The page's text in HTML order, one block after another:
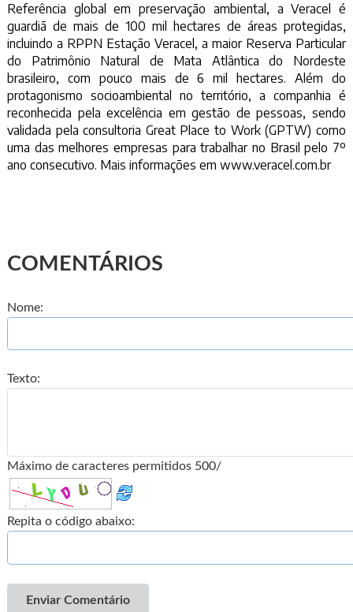
Referência global em preservação ambiental, a Veracel é
guardiã de mais de 100 mil hectares de áreas protegidas,
incluindo a RPPN Estação Veracel, a maior Reserva Particular
do Patrimônio Natural de Mata Atlântica do Nordeste
brasileiro, com pouco mais de 6 mil hectares. Além do
protagonismo socioambiental no território, a companhia é
reconhecida pela excelência em gestão de pessoas, sendo
validada pela consultoria Great Place to Work (GPTW) como
uma das melhores empresas para trabalhar no Brasil pelo 7º
ano consecutivo. Mais informações em www.veracel.com.br
COMENTÁRIOS
Nome:
Texto:
Máximo de caracteres permitidos 500/
Repita o código abaixo:
Enviar Comentário